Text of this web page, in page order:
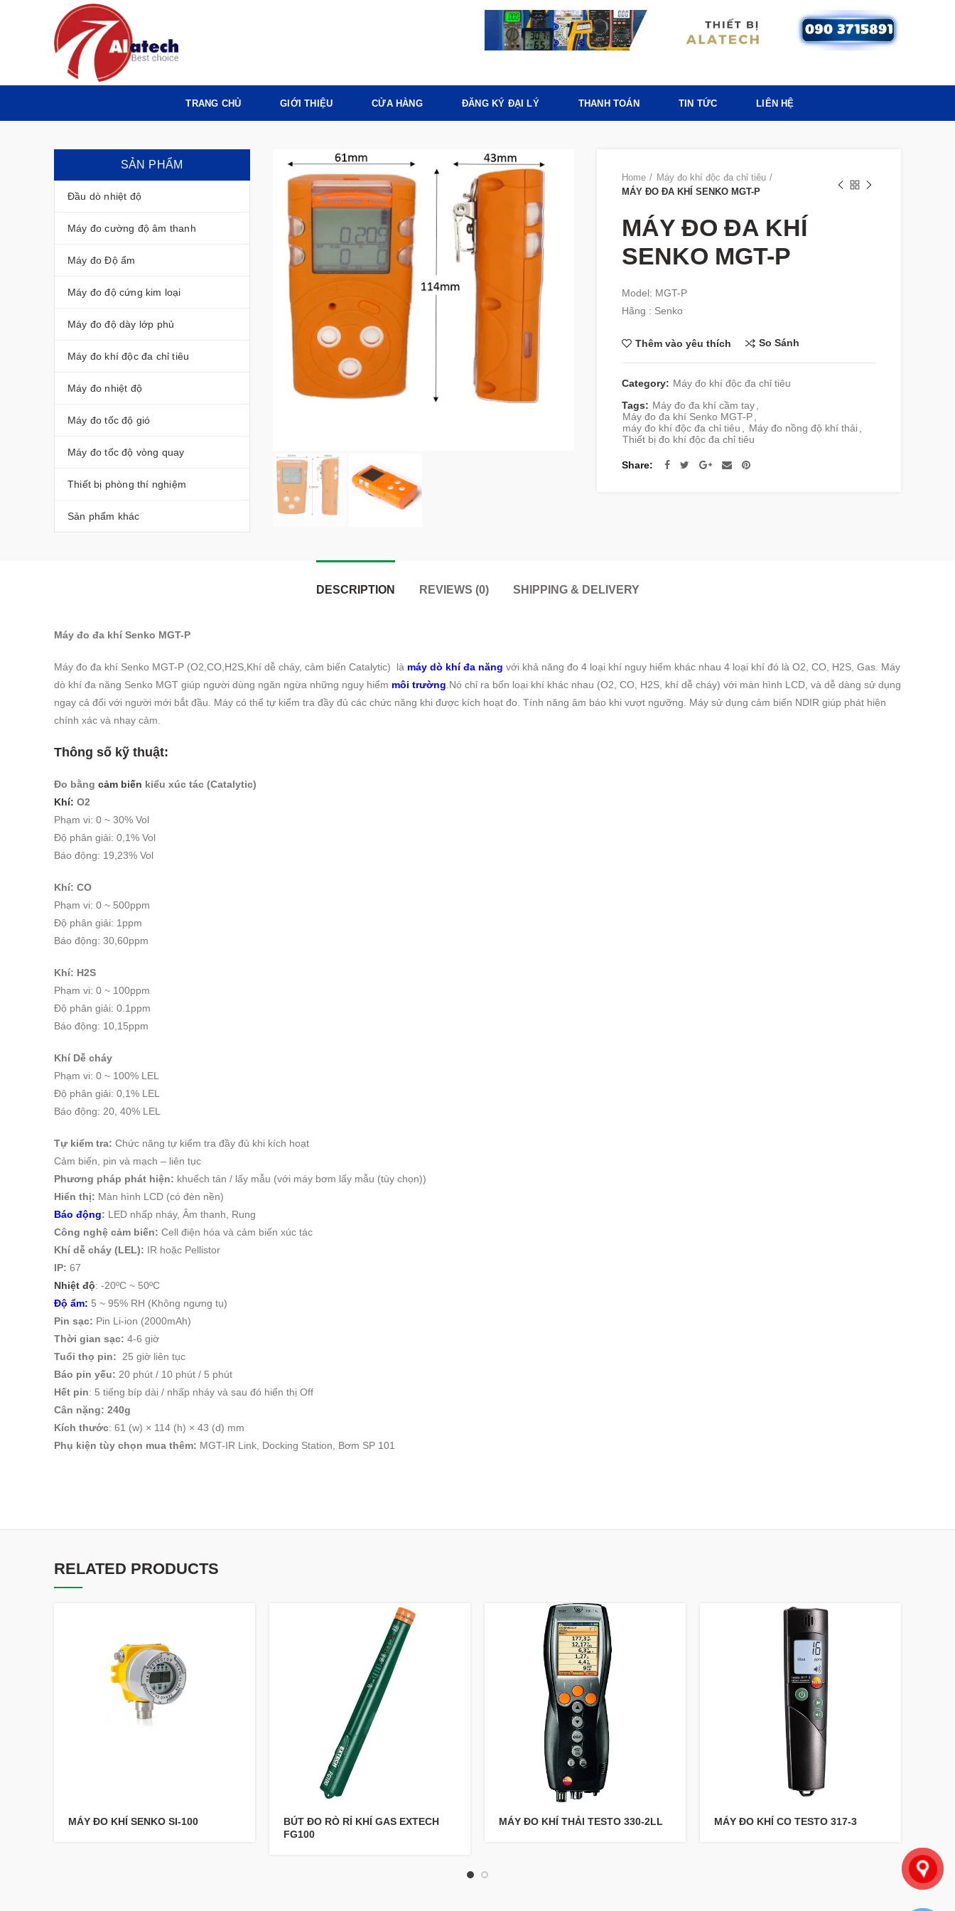
TRANG CHỦ GIỚI THIỆU CỬA HÀNG ĐĂNG KÝ ĐẠI LÝ THANH TOÁN TIN TỨC LIÊN HỆ
Home
Máy đo khí độc đa chỉ tiêu
MÁY ĐO ĐA KHÍ SENKO MGT-P
MÁY ĐO ĐA KHÍ
SENKO MGT-P
Model: MGT-P
Hãng : Senko
Thêm vào yêu thích So Sánh
Category: Máy đo khí độc đa chỉ tiêu
Tags: Máy đo đa khí cầm tay ,
Máy đo đa khí Senko MGT-P ,
máy đo khí độc đa chỉ tiêu , Máy đo nồng độ khí thải ,
Thiết bị đo khí độc đa chỉ tiêu
Share
SẢN PHẨM
Đầu dò nhiệt độ
Máy đo cường độ âm thanh
Máy đo Độ ẩm
Máy đo độ cứng kim loại
Máy đo độ dày lớp phủ
Máy đo khí độc đa chỉ tiêu
Máy đo nhiệt độ
Máy đo tốc độ gió
Máy đo tốc độ vòng quay
Thiết bị phòng thí nghiệm
Sản phẩm khác
DESCRIPTION REVIEWS (0) SHIPPING & DELIVERY
Máy đo đa khí Senko MGT-P
Máy đo đa khí Senko MGT-P (O2,CO,H2S,Khí dễ cháy, cảm biến Catalytic) là máy dò khí đa năng với khả năng đo 4 loại khí nguy hiểm khác nhau 4 loại khí đó là O2, CO, H2S, Gas. Máy
dò khí đa năng Senko MGT giúp người dùng ngăn ngừa những nguy hiểm môi trường .Nó chỉ ra bốn loại khí khác nhau (O2, CO, H2S, khí dễ cháy) với màn hình LCD, và dễ dàng sử dụng
ngay cả đối với người mới bắt đầu. Máy có thể tự kiểm tra đầy đủ các chức năng khi được kích hoạt đo. Tính năng âm báo khi vượt ngưỡng. Máy sử dụng cảm biến NDIR giúp phát hiện
chính xác và nhạy cảm.
Thông số kỹ thuật:
Đo bằng cảm biến kiểu xúc tác (Catalytic)
Khí: O2
Phạm vi: 0 ~ 30% Vol
Độ phân giải: 0,1% Vol
Báo động: 19,23% Vol
Khí: CO
Phạm vi: 0 ~ 500ppm
Độ phân giải: 1ppm
Báo động: 30,60ppm
Khí: H2S
Phạm vi: 0 ~ 100ppm
Độ phân giải: 0.1ppm
Báo động: 10,15ppm
Khí Dễ cháy
Phạm vi: 0 ~ 100% LEL
Độ phân giải: 0,1% LEL
Báo động: 20, 40% LEL
Tự kiểm tra: Chức năng tự kiểm tra đầy đủ khi kích hoạt
Cảm biến, pin và mạch – liên tục
Phương pháp phát hiện: khuếch tán / lấy mẫu (với máy bơm lấy mẫu (tùy chọn))
Hiển thị: Màn hình LCD (có đèn nền)
Báo động: LED nhấp nháy, Âm thanh, Rung
Công nghệ cảm biến: Cell điện hóa và cảm biến xúc tác
Khí dễ cháy (LEL): IR hoặc Pellistor
IP: 67
Nhiệt độ: -20ºC ~ 50ºC
Độ ẩm: 5 ~ 95% RH (Không ngưng tụ)
Pin sạc: Pin Li-ion (2000mAh)
Thời gian sạc: 4-6 giờ
Tuổi thọ pin:
25 giờ liên tục
Báo pin yếu: 20 phút / 10 phút / 5 phút
Hết pin: 5 tiếng bíp dài / nhấp nháy và sau đó hiển thị Off
Cân nặng: 240g
Kích thước: 61 (w) × 114 (h) × 43 (d) mm
Phụ kiện tùy chọn mua thêm: MGT-IR Link, Docking Station, Bơm SP 101
RELATED PRODUCTS
MÁY ĐO KHÍ SENKO SI-100
BÚT ĐO RÒ RỈ KHÍ GAS EXTECH
FG100
MÁY ĐO KHÍ THẢI TESTO 330-2LL MÁY ĐO KHÍ CO TESTO 317-3